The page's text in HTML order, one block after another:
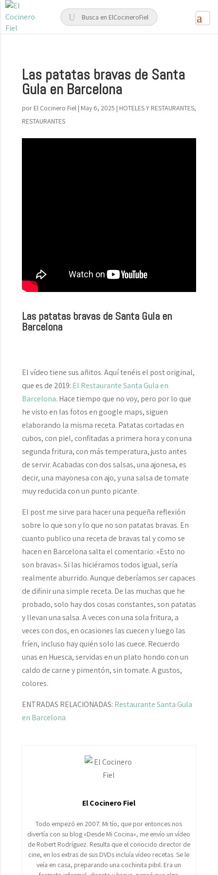
Las patatas bravas de Santa
Gula en Barcelona
por El Cocinero Fiel| May 6, 2025 | HOTELES Y RESTAURANTES,
RESTAURANTES
Las patatas bravas de Santa Gula en
Barcelona
El vídeo tiene sus añitos. Aquí tenéis el post original,
que es de 2019: El Restaurante Santa Gula en
Barcelona. Hace tiempo que no voy, pero por lo que
he visto en las fotos en google maps, siguen
elaborando la misma receta. Patatas cortadas en
cubos, con piel, confitadas a primera hora y con una
segunda fritura, con más temperatura, justo antes
de servir. Acabadas con dos salsas, una ajonesa, es
decir, una mayonesa con ajo, y una salsa de tomate
muy reducida con un punto picante.
El post me sirve para hacer una pequeña reflexión
sobre lo que son y lo que no son patatas bravas. En
cuanto publico una receta de bravas tal y como se
hacen en Barcelona salta el comentario: «Esto no
son bravas». Si las hiciéramos todos igual, sería
realmente aburrido. Aunque deberíamos ser capaces
de difinir una simple receta. De las muchas que he
probado, solo hay dos cosas constantes, son patatas
y llevan una salsa. A veces con una sola fritura, a
veces con dos, en ocasiones las cuecen y luego las
fríen, incluso hay quién solo las cuece. Recuerdo
unas en Huesca, servidas en un plato hondo con un
caldo de carne y pimentón, sin tomate. A gustos,
colores.
ENTRADAS RELACIONADAS: Restaurante Santa Gula
en Barcelona
El Cocinero Fiel
Todo empezó en 2007. Mi tío, que por entonces nos
divertía con su blog «Desde Mi Cocina», me envío un vídeo
de Robert Rodríguez. Resulta que el conocido director de
cine, en los extras de sus DVDs incluía vídeo recetas. Se le
veía en casa, preparando una cochinita pibil. Era un